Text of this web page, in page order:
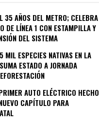
35 AÑOS DEL METRO; CELEBRA
DE LÍNEA 1 CON ESTAMPILLA Y
DEL SISTEMA
MIL ESPECIES NATIVAS EN LA
ESTADO A JORNADA
AUTO ELÉCTRICO HECHO
CAPÍTULO PARA